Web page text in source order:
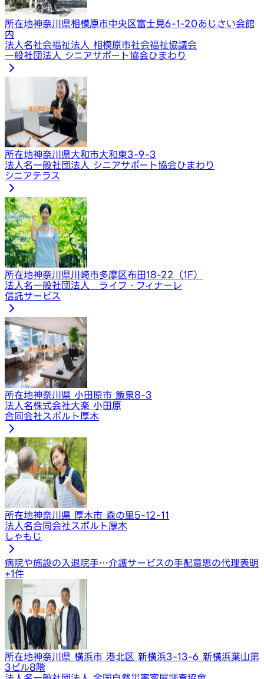
所在地神奈川県相模原市中央区富士見6-1-20あじさい会館
内
法人名社会福祉法人 相模原市社会福祉協議会
一般社団法人 シニアサポート協会ひまわり
所在地神奈川県大和市大和東3-9-3
法人名一般社団法人 シニアサポート協会ひまわり
シニアテラス
所在地神奈川県川崎市多摩区布田18-22（1F）
法人名一般社団法人 ライフ・フィナーレ
信託サービス
所在地神奈川県 小田原市 飯泉8-3
法人名株式会社大楽 小田原
合同会社スポルト厚木
所在地神奈川県 厚木市 森の里5-12-11
法人名合同会社スポルト厚木
しゃもじ
病院や施設の入退院手…介護サービスの手配意思の代理表明
+1件
所在地神奈川県 横浜市 港北区 新横浜3-13-6 新横浜葉山第
3ビル8階